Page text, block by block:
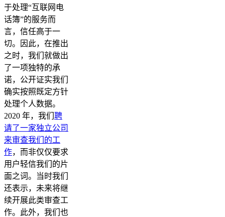
于处理“互联网电
话簿”的服务而
言，信任高于一
切。因此，在推出
之时，我们就做出
了一项独特的承
诺，公开证实我们
确实按照既定方针
处理个人数据。
2020 年，我们 聘
请了一家独立公司
来审查我们的工
作，而非仅仅要求
用户轻信我们的片
面之词。当时我们
还表示，未来将继
续开展此类审查工
作。此外，我们也